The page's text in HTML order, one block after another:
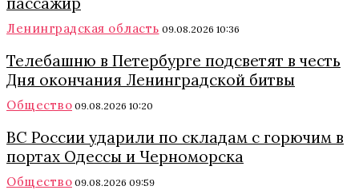
Ленинградская область 09.08.2026 10:36
Телебашню в Петербурге подсветят в честь
Дня окончания Ленинградской битвы
Общество 09.08.2026 10:20
ВС России ударили по складам с горючим в
портах Одессы и Черноморска
Общество 09.08.2026 09:59